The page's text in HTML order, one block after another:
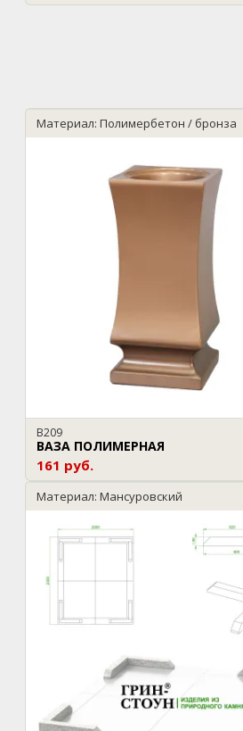
Материал: Полимербетон / бронза
В209
ВАЗА ПОЛИМЕРНАЯ
161 руб.
Материал: Мансуровский